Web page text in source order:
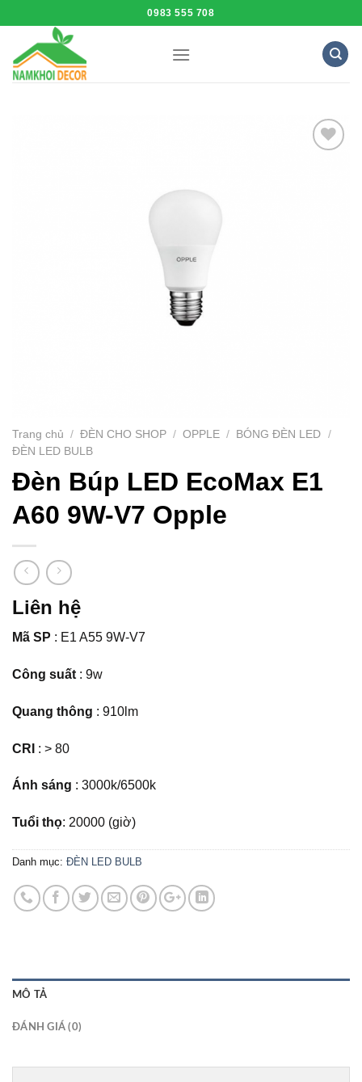
to
content
0983 555 708
Trang chủ / ĐÈN CHO SHOP / OPPLE / BÓNG ĐÈN LED /
ĐÈN LED BULB
Đèn Búp LED EcoMax E1
A60 9W-V7 Opple
Liên hệ
Mã SP : E1 A55 9W-V7
Công suất : 9w
Quang thông : 910lm
CRI : > 80
Ánh sáng : 3000k/6500k
Tuổi thọ: 20000 (giờ)
Danh mục: ĐÈN LED BULB
MÔ TẢ
ĐÁNH GIÁ (0)